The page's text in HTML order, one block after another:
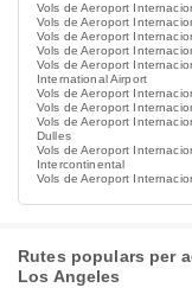
Vols de Aeroport
Vols de Aeroport
Vols de Aeroport
Vols de Aeroport
Vols de Aeroport
International Airport
Vols de Aeroport
Vols de Aeroport
Vols de Aeroport
Dulles
Vols de Aeroport
Intercontinental
Vols de Aeroport
Rutes populars per
Los Angeles